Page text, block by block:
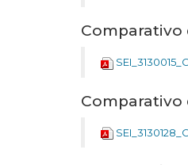
Comparativo
Comparativo